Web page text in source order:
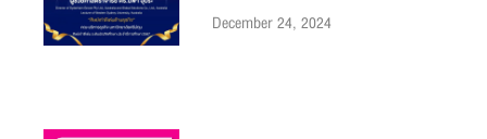
December 24, 2024